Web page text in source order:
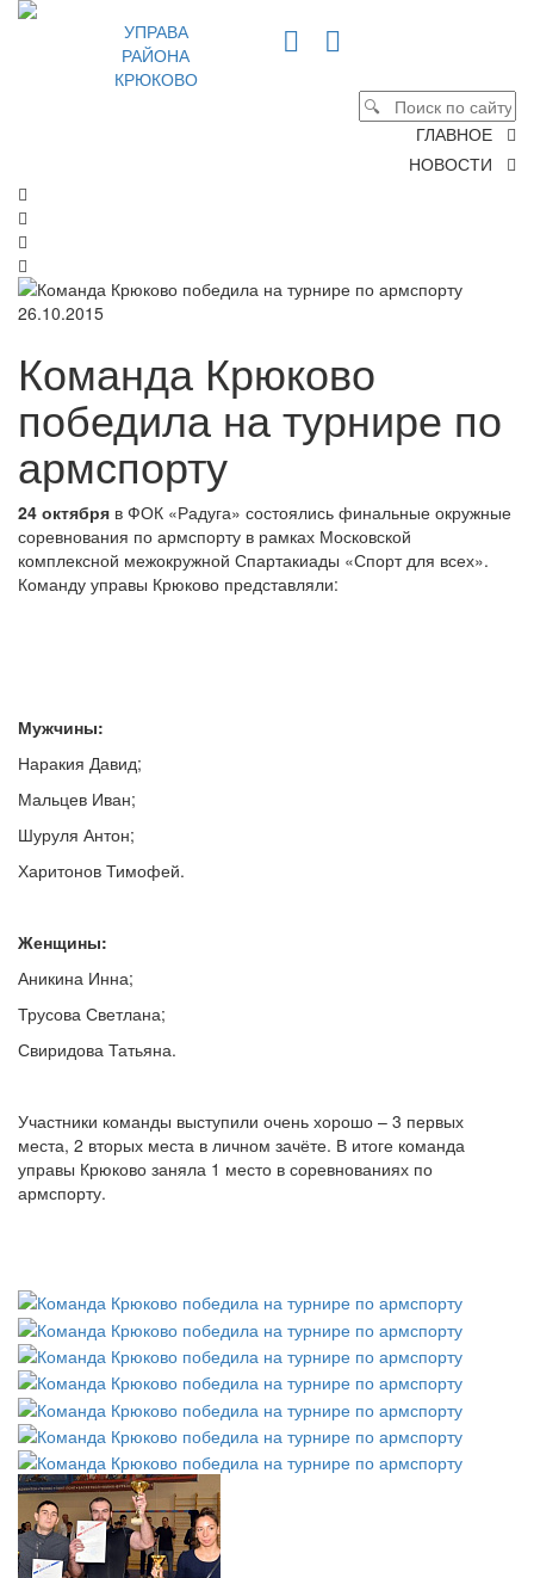
УПРАВА
РАЙОНА
КРЮКОВО
ГЛАВНОЕ
НОВОСТИ
26.10.2015
Команда Крюково
победила на турнире по
армспорту
24 октября в ФОК «Радуга» состоялись финальные окружные
соревнования по армспорту в рамках Московской
комплексной межокружной Спартакиады «Спорт для всех».
Команду управы Крюково представляли:
Мужчины:
Наракия Давид;
Мальцев Иван;
Шуруля Антон;
Харитонов Тимофей.
Женщины:
Аникина Инна;
Трусова Светлана;
Свиридова Татьяна.
Участники команды выступили очень хорошо – 3 первых
места, 2 вторых места в личном зачёте. В итоге команда
управы Крюково заняла 1 место в соревнованиях по
армспорту.